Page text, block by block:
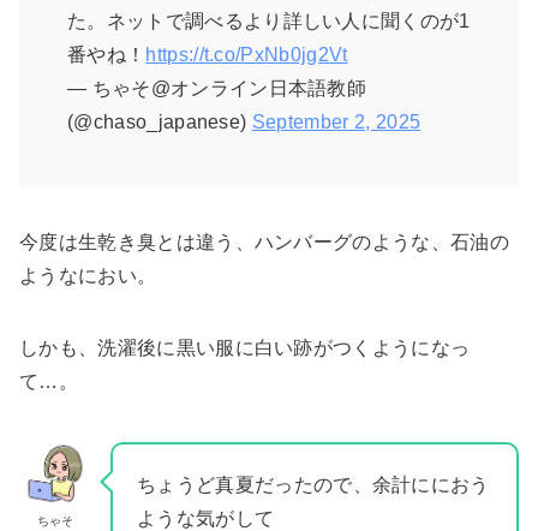
た。ネットで調べるより詳しい人に聞くのが1
番やね！ https://t.co/PxNb0jg2Vt
— ちゃそ@オンライン日本語教師
(@chaso_japanese) September 2, 2025
今度は生乾き臭とは違う、ハンバーグのような、石油の
ようなにおい。
しかも、洗濯後に黒い服に白い跡がつくようになっ
て…。
ちゃそ
ちょうど真夏だったので、余計ににおう
ような気がして